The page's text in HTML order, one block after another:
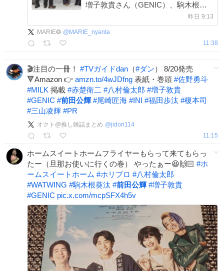
増子敦貴さん（GENIC）、駒木根葵
汰さん、前田公輝さんの ポートレイ
ト＆座談会を掲載。 ポートレイトを
誌面から1点公開。 撮影は野口博さん
昨日 9:13
MARIE❂ @ MARIE_nyanta
11:38
🎬注目の一冊！ #TVガイドdan （#ダン） 8/20発売
🔻Amazon 👉 amzn.to/4wJDfng 表紙・巻頭 #佐野勇斗
#MILK 掲載 #赤楚衛二 #八村倫太郎 #増子敦貴
#GENIC #前田公輝 #尾崎匠海 #INI #福田歩汰 #榎本司
#三山凌輝 #PR
オクト@推し雑誌まとめ @jidori114
11:15
ホームスイートホームフライヤーもらって来てもらっ
たー（旦那お使いに行くの巻） やったぁー😆🙌🏻 #ホ
ームスイートホーム #ホリプロ #八村倫太郎
#WATWING #駒木根葵汰 #前田公輝 #増子敦貴
#GENIC pic.x.com/mcpSFX4h5v